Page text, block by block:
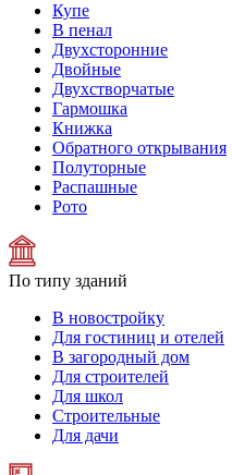
Купе
В пенал
Двухсторонние
Двойные
Двухстворчатые
Гармошка
Книжка
Обратного открывания
Полуторные
Распашные
Рото
По типу зданий
В новостройку
Для гостиниц и отелей
В загородный дом
Для строителей
Для школ
Строительные
Для дачи